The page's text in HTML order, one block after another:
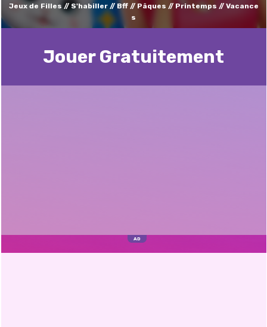
Jeux de Filles S'habiller Bff Pâques Printemps
Vacance
s
Jouer Gratuitement